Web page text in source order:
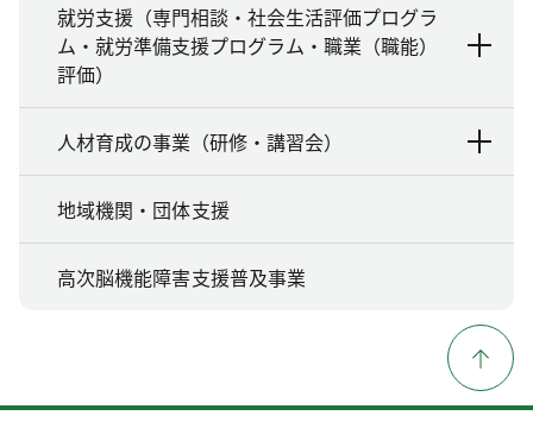
就労支援（専門相談・社会生活評価プログラ
ム・就労準備支援プログラム・職業（職能）
評価）
人材育成の事業（研修・講習会）
地域機関・団体支援
高次脳機能障害支援普及事業